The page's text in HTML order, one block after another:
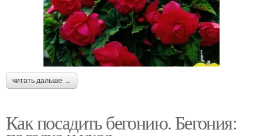
читать дальше →
Как посадить бегонию. Бегония: